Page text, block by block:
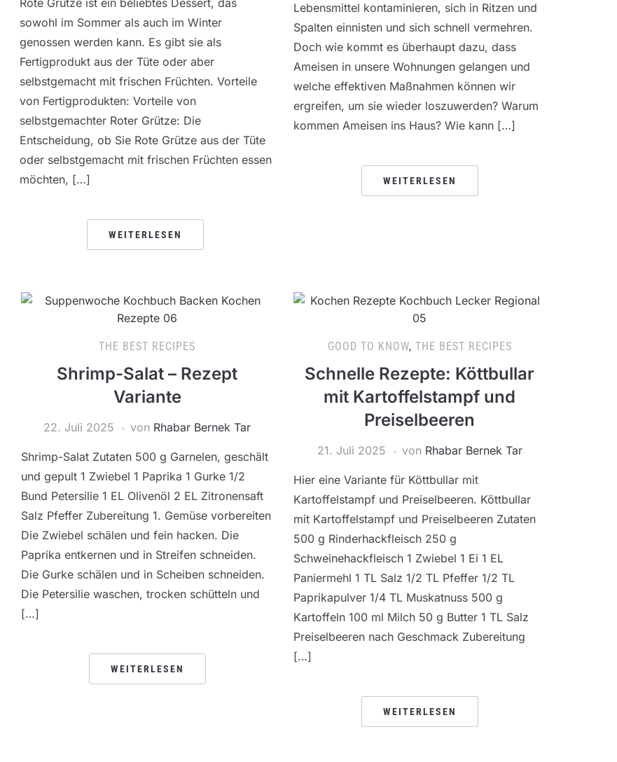
Rote Grütze ist ein beliebtes Dessert, das
sowohl im Sommer als auch im Winter
genossen werden kann. Es gibt sie als
Fertigprodukt aus der Tüte oder aber
selbstgemacht mit frischen Früchten. Vorteile
von Fertigprodukten: Vorteile von
selbstgemachter Roter Grütze: Die
Entscheidung, ob Sie Rote Grütze aus der Tüte
oder selbstgemacht mit frischen Früchten essen
möchten, […]
WEITERLESEN
Lebensmittel kontaminieren, sich in Ritzen und
Spalten einnisten und sich schnell vermehren.
Doch wie kommt es überhaupt dazu, dass
Ameisen in unsere Wohnungen gelangen und
welche effektiven Maßnahmen können wir
ergreifen, um sie wieder loszuwerden? Warum
kommen Ameisen ins Haus? Wie kann […]
WEITERLESEN
THE BEST RECIPES
Shrimp-Salat – Rezept
Variante
22. Juli 2025 von Rhabar Bernek Tar
Shrimp-Salat Zutaten 500 g Garnelen, geschält
und gepult 1 Zwiebel 1 Paprika 1 Gurke 1/2
Bund Petersilie 1 EL Olivenöl 2 EL Zitronensaft
Salz Pfeffer Zubereitung 1. Gemüse vorbereiten
Die Zwiebel schälen und fein hacken. Die
Paprika entkernen und in Streifen schneiden.
Die Gurke schälen und in Scheiben schneiden.
Die Petersilie waschen, trocken schütteln und
[…]
WEITERLESEN
GOOD TO KNOW, THE BEST RECIPES
Schnelle Rezepte: Köttbullar
mit Kartoffelstampf und
Preiselbeeren
21. Juli 2025 von Rhabar Bernek Tar
Hier eine Variante für Köttbullar mit
Kartoffelstampf und Preiselbeeren. Köttbullar
mit Kartoffelstampf und Preiselbeeren Zutaten
500 g Rinderhackfleisch 250 g
Schweinehackfleisch 1 Zwiebel 1 Ei 1 EL
Paniermehl 1 TL Salz 1/2 TL Pfeffer 1/2 TL
Paprikapulver 1/4 TL Muskatnuss 500 g
Kartoffeln 100 ml Milch 50 g Butter 1 TL Salz
Preiselbeeren nach Geschmack Zubereitung
[…]
WEITERLESEN